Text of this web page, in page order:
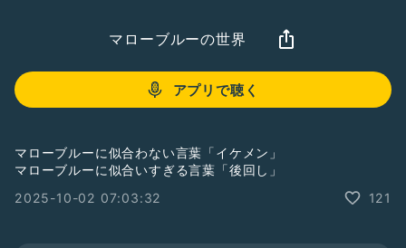
マローブルーの世界
アプリで聴く
マローブルーに似合わない言葉「イケメン」
マローブルーに似合いすぎる言葉「後回し」
2025-10-02 07:03:32
121